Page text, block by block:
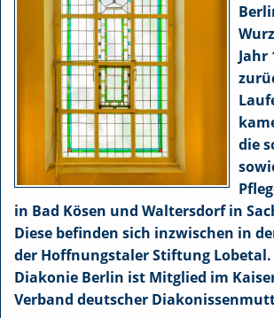
Jahr
die
in Bad Kösen und Waltersdorf in
Diese befinden sich inzwischen in
der Hoffnungstaler Stiftung Lobetal.
Diakonie Berlin ist Mitglied im
Verband deutscher